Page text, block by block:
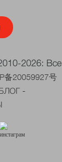
2026: Все
备20059927号
-